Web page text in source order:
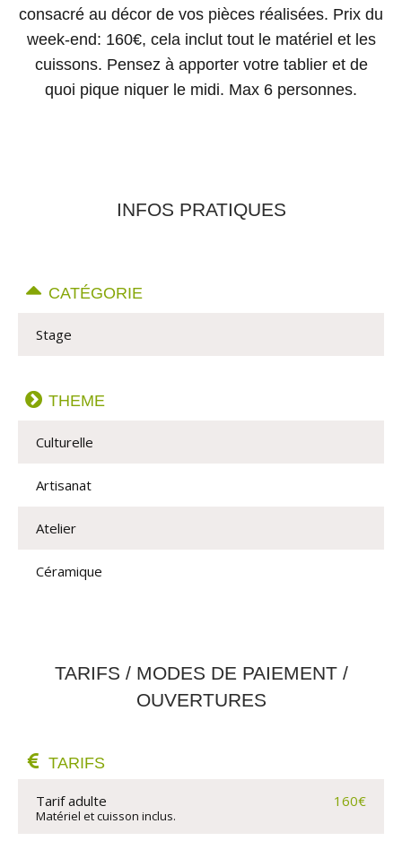
consacré au décor de vos pièces réalisées. Prix du
week-end: 160€, cela inclut tout le matériel et les
cuissons. Pensez à apporter votre tablier et de
quoi pique niquer le midi. Max 6 personnes.
INFOS PRATIQUES
CATÉGORIE
Stage
THEME
Culturelle
Artisanat
Atelier
Céramique
TARIFS / MODES DE PAIEMENT /
OUVERTURES
TARIFS
Tarif adulte 160€
Matériel et cuisson inclus.